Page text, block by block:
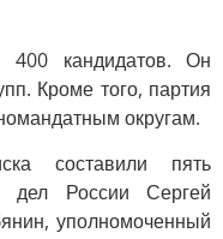
кандидатов. Он
Кроме того, партия
округам.
составили пять
дел России Сергей
уполномоченный